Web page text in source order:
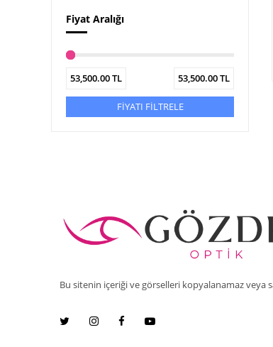
Fiyat Aralığı
53,500.00TL 53,500.00TL
FİYATI FİLTRELE
Bu sitenin içeriği ve görselleri kopyalanamaz veya